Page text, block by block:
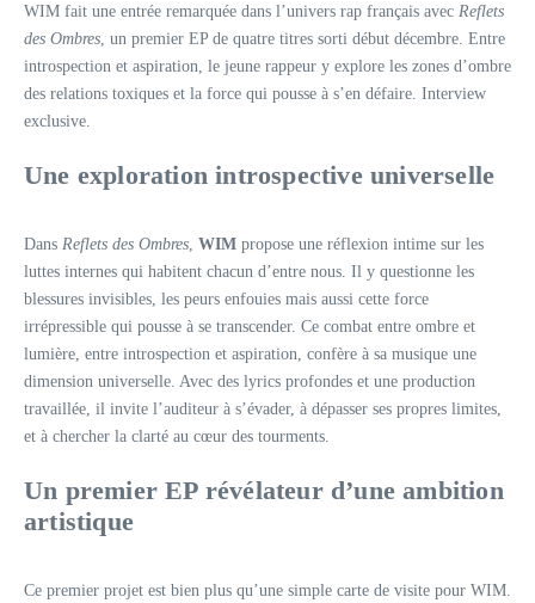
WIM fait une entrée remarquée dans l’univers rap français avec Reflets
des Ombres, un premier EP de quatre titres sorti début décembre. Entre
introspection et aspiration, le jeune rappeur y explore les zones d’ombre
des relations toxiques et la force qui pousse à s’en défaire. Interview
exclusive.
Une exploration introspective universelle
Dans Reflets des Ombres, WIM propose une réflexion intime sur les
luttes internes qui habitent chacun d’entre nous. Il y questionne les
blessures invisibles, les peurs enfouies mais aussi cette force
irrépressible qui pousse à se transcender. Ce combat entre ombre et
lumière, entre introspection et aspiration, confère à sa musique une
dimension universelle. Avec des lyrics profondes et une production
travaillée, il invite l’auditeur à s’évader, à dépasser ses propres limites,
et à chercher la clarté au cœur des tourments.
Un premier EP révélateur d’une ambition
artistique
Ce premier projet est bien plus qu’une simple carte de visite pour WIM.